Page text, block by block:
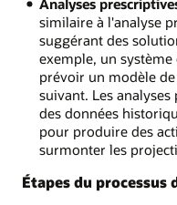
Analyses
similaire à l'analyse
suggérant des
exemple, un
prévoir un modèle
suivant. Les
des données
pour produire des
surmonter les
Étapes du processus